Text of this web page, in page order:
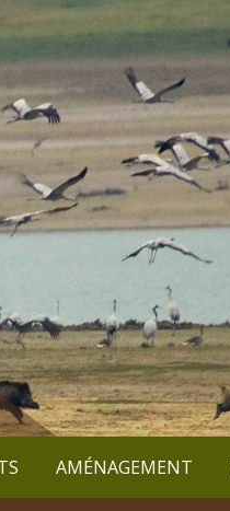
AMÉNAGEMENT